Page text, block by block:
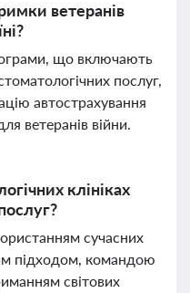
ветеранів
що включають
послуг,
автострахування
ветеранів війни.
клініках
сучасних
підходом, командою
світових